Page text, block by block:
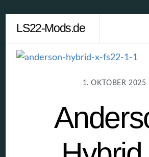
content
LS22-Mods.de
1. OKTOBER 2025